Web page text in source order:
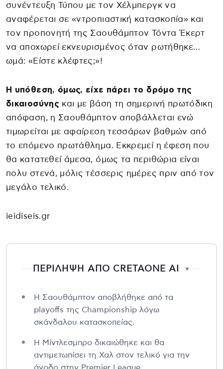
συνέντευξη Τύπου με τον Χέλμπεργκ να
αναφέρεται σε «ντροπιαστική κατασκοπία» και
τον προπονητή της Σαουθάμπτον Τόντα Έκερτ
να αποχωρεί εκνευρισμένος όταν ρωτήθηκε…
ωμά: «Είστε κλέφτες;»!
Η υπόθεση, όμως, είχε πάρει το δρόμο της
δικαιοσύνηςκαι με βάση τη σημερινή πρωτόδικη
απόφαση, η Σαουθάμπτον αποβάλλεται ενώ
τιμωρείται με αφαίρεση τεσσάρων βαθμών από
το επόμενο πρωτάθλημα. Εκκρεμεί η έφεση που
θα κατατεθεί άμεσα, όμως τα περιθώρια είναι
πολυ στενά, μόλις τέσσερις ημέρες πριν από τον
μεγάλο τελικό.
ieidiseis.gr
ΠΕΡΙΛΗΨΗ ΑΠΟ CRETAONE AI ▼
Η Σαουθάμπτον αποβλήθηκε από τα
playoffs της Championship λόγω
σκάνδαλου κατασκοπείας.
Η Μίντλεσμπρο δικαιώθηκε και θα
αντιμετωπίσει τη Χαλ στον τελικό για την
άνοδο στην Premier League.